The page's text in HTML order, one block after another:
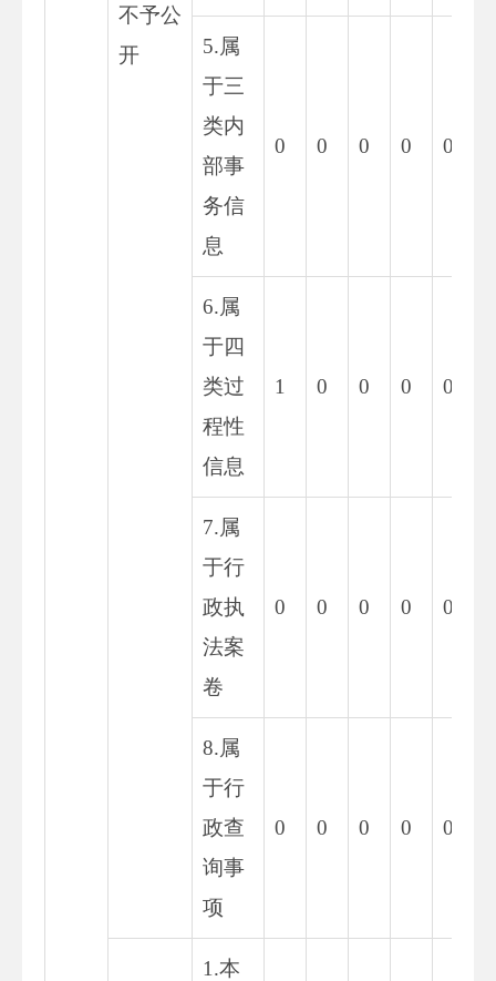
不予公
开
5.属
于三
类内
部事
务信
息
0 0 0 0 0
6.属
于四
类过
程性
信息
1 0 0 0 0
7.属
于行
政执
法案
卷
0 0 0 0 0
8.属
于行
政查
询事
项
0 0 0 0 0
1.本